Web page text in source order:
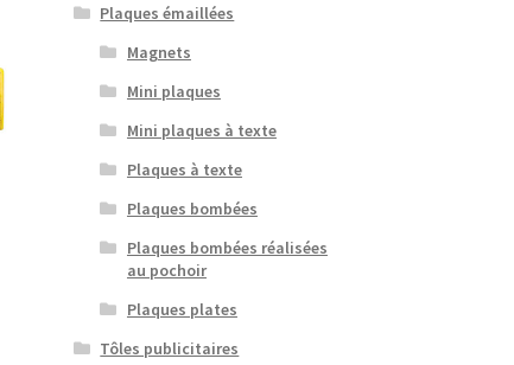
Plaques émaillées
Magnets
Mini plaques
Mini plaques à texte
Plaques à texte
Plaques bombées
Plaques bombées réalisées
au pochoir
Plaques plates
Tôles publicitaires